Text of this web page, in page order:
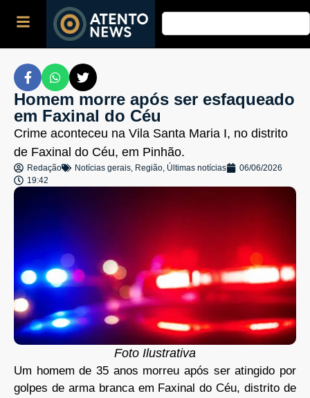
Homem morre após ser esfaqueado
em Faxinal do Céu
Crime aconteceu na Vila Santa Maria I, no distrito
de Faxinal do Céu, em Pinhão.
Redação Notícias gerais, Região, Últimas notícias
06/06/2026
19:42
Foto Ilustrativa
Um homem de 35 anos morreu após ser atingido por
golpes de arma branca em Faxinal do Céu, distrito de